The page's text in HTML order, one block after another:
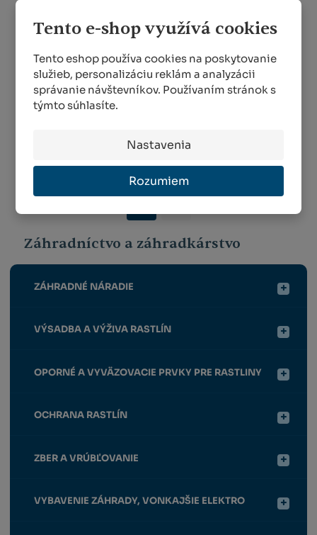
Tento e-shop využívá cookies
Tento eshop používa cookies na poskytovanie
služieb, personalizáciu reklám a analyzácii
správanie návštevníkov. Používaním stránok s
týmto súhlasíte.
Nastavenia
Rozumiem
Nožnice na ruže a
kvetiny Felco 100
81,67 €
MENEJ AKO 5 KS
Nožnice Felco 11
71,83 €
MENEJ AKO 5 KS
Záhradníctvo a záhradkárstvo
ZÁHRADNÉ NÁRADIE
VÝSADBA A VÝŽIVA RASTLÍN
OPORNÉ A VYVÄZOVACIE PRVKY PRE RASTLINY
OCHRANA RASTLÍN
ZBER A VRÚBĽOVANIE
VYBAVENIE ZÁHRADY, VONKAJŠIE ELEKTRO